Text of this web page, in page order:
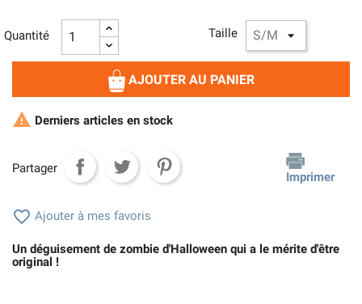
Taille
Quantité
AJOUTER AU PANIER
 Derniers articles en stock
Partager
Imprimer
 Ajouter à mes favoris
Un déguisement de zombie d'Halloween qui a le mérite d'être
original !